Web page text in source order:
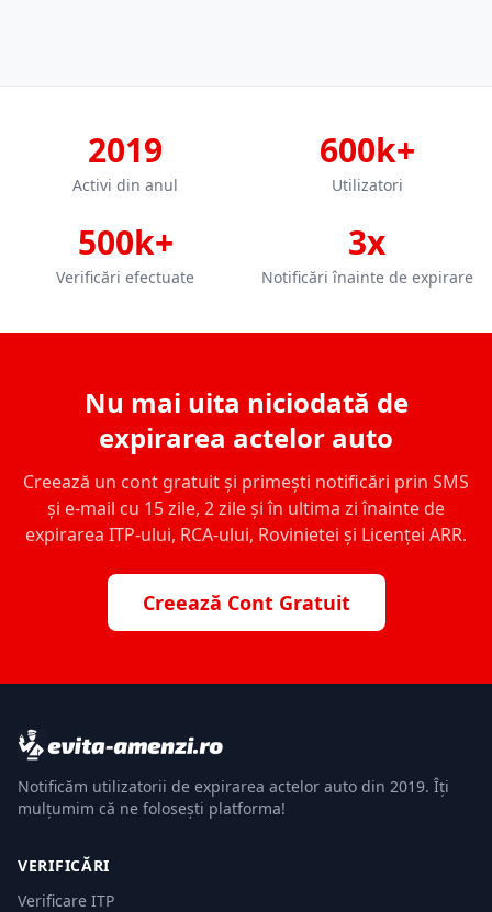
2019
Activi din anul
600k+
Utilizatori
500k+
Verificări efectuate
3x
Notificări înainte de expirare
Nu mai uita niciodată de
expirarea actelor auto
Creează un cont gratuit și primești notificări prin SMS
și e-mail cu 15 zile, 2 zile și în ultima zi înainte de
expirarea ITP-ului, RCA-ului, Rovinietei și Licenței ARR.
Creează Cont Gratuit
Notificăm utilizatorii de expirarea actelor auto din 2019. Îți
mulțumim că ne folosești platforma!
VERIFICĂRI
Verificare ITP